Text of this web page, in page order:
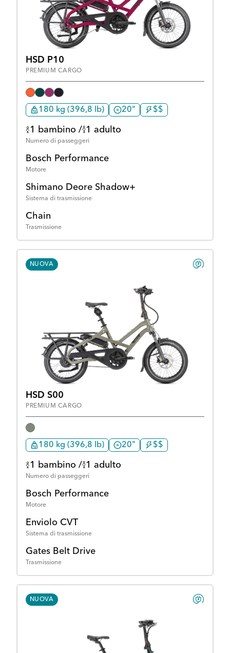
HSD P10
PREMIUM CARGO
180 kg (396,8 lb) 20" $$
1 bambino / 1 adulto
Numero di passeggeri
Bosch Performance
Motore
Shimano Deore Shadow+
Sistema di trasmissione
Chain
Trasmissione
NUOVA
HSD S00
PREMIUM CARGO
180 kg (396,8 lb) 20" $$
1 bambino / 1 adulto
Numero di passeggeri
Bosch Performance
Motore
Enviolo CVT
Sistema di trasmissione
Gates Belt Drive
Trasmissione
NUOVA